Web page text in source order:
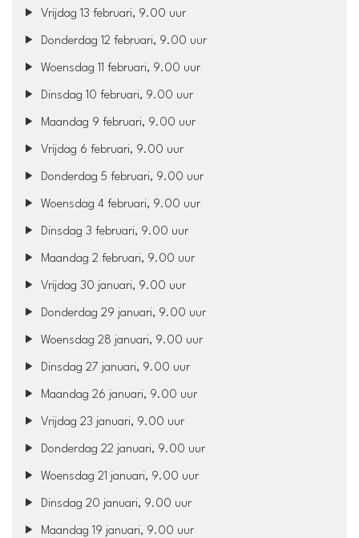
Vrijdag 13 februari, 9.00 uur
Donderdag 12 februari, 9.00 uur
Woensdag 11 februari, 9.00 uur
Dinsdag 10 februari, 9.00 uur
Maandag 9 februari, 9.00 uur
Vrijdag 6 februari, 9.00 uur
Donderdag 5 februari, 9.00 uur
Woensdag 4 februari, 9.00 uur
Dinsdag 3 februari, 9.00 uur
Maandag 2 februari, 9.00 uur
Vrijdag 30 januari, 9.00 uur
Donderdag 29 januari, 9.00 uur
Woensdag 28 januari, 9.00 uur
Dinsdag 27 januari, 9.00 uur
Maandag 26 januari, 9.00 uur
Vrijdag 23 januari, 9.00 uur
Donderdag 22 januari, 9.00 uur
Woensdag 21 januari, 9.00 uur
Dinsdag 20 januari, 9.00 uur
Maandag 19 januari, 9.00 uur